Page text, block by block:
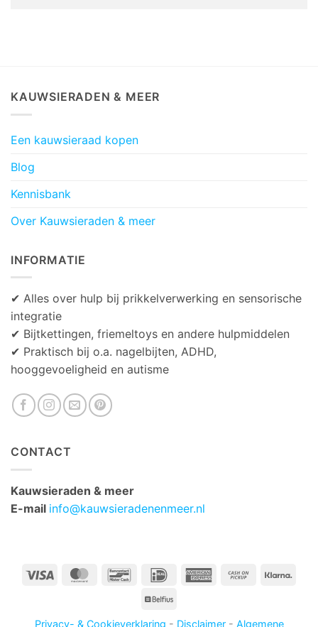
KAUWSIERADEN & MEER
Een kauwsieraad kopen
Blog
Kennisbank
Over Kauwsieraden & meer
INFORMATIE
✔ Alles over hulp bij prikkelverwerking en sensorische
integratie
✔ Bijtkettingen, friemeltoys en andere hulpmiddelen
✔ Praktisch bij o.a. nagelbijten, ADHD,
hooggevoeligheid en autisme
CONTACT
Kauwsieraden & meer
E-mail info@kauwsieradenenmeer.nl
Visa MasterCardBancontactIDeal
American Cash
Belfius
Privacy- & Cookieverklaring - Disclaimer- Algemene